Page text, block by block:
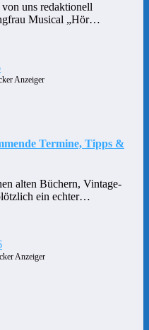
uns redaktionell
Musical „Hör…
Anzeiger
Termine, Tipps &
alten Büchern, Vintage-
ein echter…
Anzeiger